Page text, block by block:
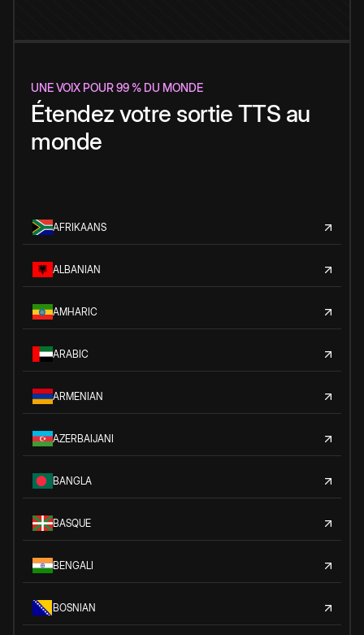
UNE VOIX POUR 99 % DU MONDE
Étendez votre sortie TTS au
monde
AFRIKAANS
ALBANIAN
AMHARIC
ARABIC
ARMENIAN
AZERBAIJANI
BANGLA
BASQUE
BENGALI
BOSNIAN